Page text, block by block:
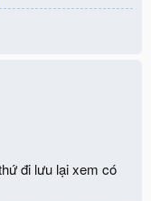
đi lưu lại xem có